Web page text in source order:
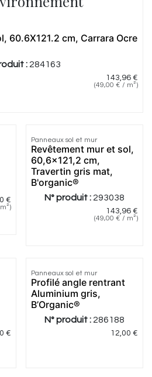
60.6X121.2 cm, Carrara Ocre
: 284163
143,96€
(49,00 € / m²)
€
m²)
Panneaux sol et mur
Revêtement mur et sol,
60,6x121,2 cm,
Travertin gris mat,
B'organic®
N° produit : 293038
143,96€
(49,00 € / m²)
€
Panneaux sol et mur
Profilé angle rentrant
Aluminium gris,
B’Organic®
N° produit : 286188
12,00 €